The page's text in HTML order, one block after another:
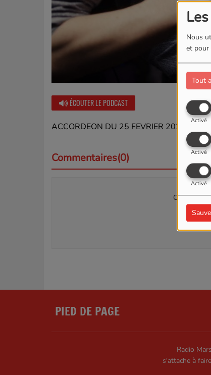
Nous
et pour
Tout
Activé
Activé
Activé
ÉCOUTER LE PODCAST
ACCORDEON DU 25 FEVRIER 2024
Commentaires(0)
PIED DE PAGE
Radio
s'attache à